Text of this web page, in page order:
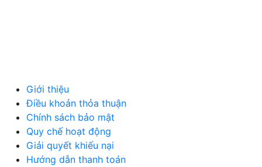
Giới thiệu
Điều khoản thỏa thuận
Chính sách bảo mật
Quy chế hoạt động
Giải quyết khiếu nại
Hướng dẫn thanh toán